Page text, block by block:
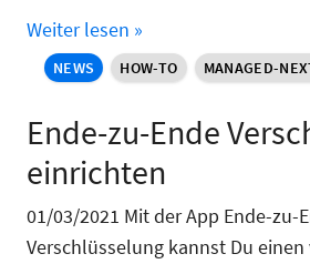
Weiter lesen »
NEWS HOW-TO MANAGED-
Ende-zu-Ende
einrichten
01/03/2021 Mit der App Ende-zu-
Verschlüsselung kannst Du